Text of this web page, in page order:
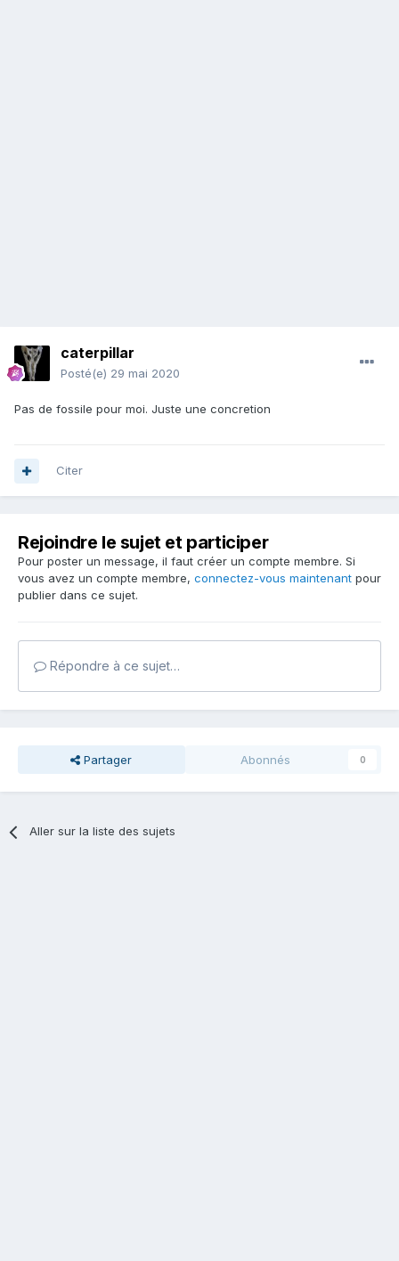
caterpillar
Posté(e) 29 mai 2020
Pas de fossile pour moi. Juste une concretion
Citer
Rejoindre le sujet et participer
Pour poster un message, il faut créer un compte membre. Si
vous avez un compte membre, connectez-vous maintenant pour
publier dans ce sujet.
Répondre à ce sujet…
Partager Abonnés 0
Aller sur la liste des sujets